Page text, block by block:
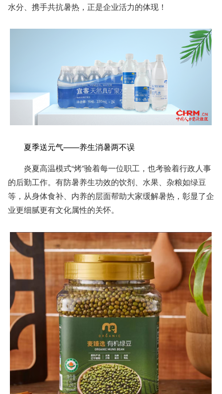
水分、携手共抗暑热，正是企业活力的体现 ！
夏季送元气——养生消暑两不误
炎夏高温模式“烤”验着每一位职工 ，也考验着行政人事
的后勤工作。 有防暑养生功效的饮剂 水果 杂粮如绿豆
等 ，从身体食补、内养的层面帮助大家缓解暑热，彰显了企
业更细腻更有文化属性的关怀。